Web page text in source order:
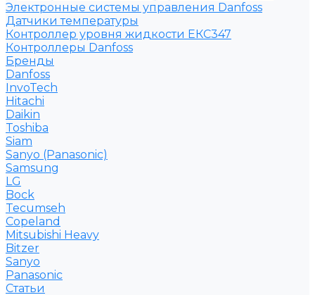
Электронные системы управления Danfoss
Датчики температуры
Контроллер уровня жидкости ЕКС347
Контроллеры Danfoss
Бренды
Danfoss
InvoTech
Hitachi
Daikin
Toshiba
Siam
Sanyo (Panasonic)
Samsung
LG
Bock
Tecumseh
Copeland
Mitsubishi Heavy
Bitzer
Sanyo
Рanasonic
Статьи